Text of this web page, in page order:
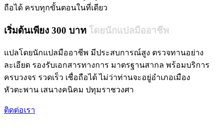
ถือได้ ครบทุกขั้นตอนในที่เดียว
เริ่มต้นเพียง 300 บาท โดยนักแปลมืออาชีพ
แปลโดยนักแปลมืออาชีพ มีประสบการณ์สูง ตรวจทานอย่าง
ละเอียด รองรับเอกสารทางการ มาตรฐานสากล พร้อมบริการ
ครบวงจร รวดเร็ว เชื่อถือได้ ไม่ว่าท่านจะอยู่อำเภอเมือง
หัวตะพาน เสนางคนิคม ปทุมราชวงศา
ติดต่อเรา